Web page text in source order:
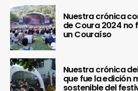
Nuestra crónica
de Coura 2024 no
un Couraíso
Nuestra crónica
que fue la edición
sostenible del